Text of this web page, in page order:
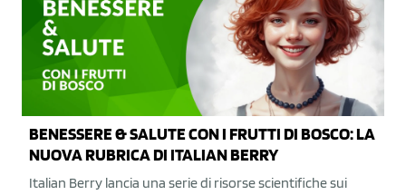
BENESSERE & SALUTE CON I FRUTTI DI BOSCO: LA
NUOVA RUBRICA DI ITALIAN BERRY
Italian Berry lancia una serie di risorse scientifiche sui